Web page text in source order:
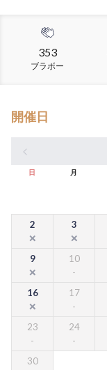
353
ブラボー
開催日
日 月
2 3
9 10
16 17
23 24
30